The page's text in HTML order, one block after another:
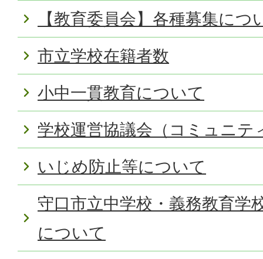
【教育委員会】各種募集につ
市立学校在籍者数
小中一貫教育について
学校運営協議会（コミュニテ
いじめ防止等について
守口市立中学校・義務教育学
について